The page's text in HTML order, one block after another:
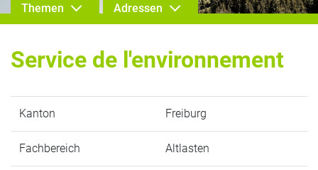
Themen Adressen
Service de l'environnement
Kanton Freiburg
Fachbereich Altlasten